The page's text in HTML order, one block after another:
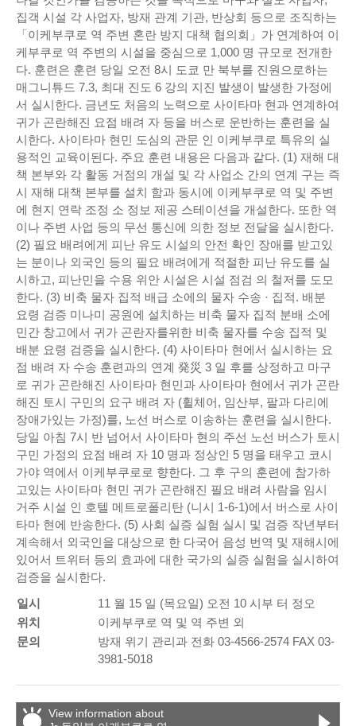
집객 시설 각 사업자, 방재 관계 기관, 반상회 등으로 조직하는
「이케부쿠로 역 주변 혼란 방지 대책 협의회」가 연계하여 이
케부쿠로 역 주변의 시설을 중심으로 1,000 명 규모로 전개한
다. 훈련은 훈련 당일 오전 8시 도쿄 만 북부를 진원으로하는
매그니튜드 7.3, 최대 진도 6 강의 지진 발생이 발생한 가정에
서 실시한다. 금년도 처음의 노력으로 사이타마 현과 연계하여
귀가 곤란해진 요점 배려 자 등을 버스로 운반하는 훈련을 실
시한다. 사이타마 현민 도심의 관문 인 이케부쿠로 특유의 실
용적인 교육이된다. 주요 훈련 내용은 다음과 같다. (1) 재해 대
책 본부와 각 활동 거점의 개설 및 각 사업소 간의 연계 구는 즉
시 재해 대책 본부를 설치 함과 동시에 이케부쿠로 역 및 주변
에 현지 연락 조정 소 정보 제공 스테이션을 개설한다. 또한 역
이나 주변 사업 등의 무선 통신에 의한 정보 전달을 실시한다.
(2) 필요 배려에게 피난 유도 시설의 안전 확인 장애를 받고있
는 분이나 외국인 등의 필요 배려에게 적절한 피난 유도를 실
시하고, 피난민을 수용 위안 시설은 시설 점검 의 철저를 도모
한다. (3) 비축 물자 집적 배급 소에의 물자 수송 · 집적. 배분
요령 검증 미나미 공원에 설치하는 비축 물자 집적 분배 소에
민간 창고에서 귀가 곤란자를위한 비축 물자를 수송 집적 및
배분 요령 검증을 실시한다. (4) 사이타마 현에서 실시하는 요
점 배려 자 수송 훈련과의 연계 発災 3 일 후를 상정하고 마구
로 귀가 곤란해진 사이타마 현민과 사이타마 현에서 귀가 곤란
해진 토시 구민의 요구 배려 자 (휠체어, 임산부, 팔과 다리에
장애가있는 가정)를, 노선 버스로 이송하는 훈련을 실시한다.
당일 아침 7시 반 넘어서 사이타마 현의 주선 노선 버스가 토시
구민 가정의 요점 배려 자 10 명과 정상인 5 명을 태우고 코시
가야 역에서 이케부쿠로로 향한다. 그 후 구의 훈련에 참가하
고있는 사이타마 현민 귀가 곤란해진 필요 배려 사람을 임시
거주 시설 인 호텔 메트로폴리탄 (니시 1-6-1)에서 버스로 사이
타마 현에 반송한다. (5) 사회 실증 실험 실시 및 검증 작년부터
계속해서 외국인을 대상으로 한 다국어 음성 번역 및 재해시에
있어서 트위터 등의 효과에 대한 국가의 실증 실험을 실시하여
검증을 실시한다.
일시
11 월 15 일 (목요일) 오전 10 시부 터 정오
위치
이케부쿠로 역 및 역 주변 외
문의
방재 위기 관리과 전화 03-4566-2574 FAX 03-
3981-5018
View information about